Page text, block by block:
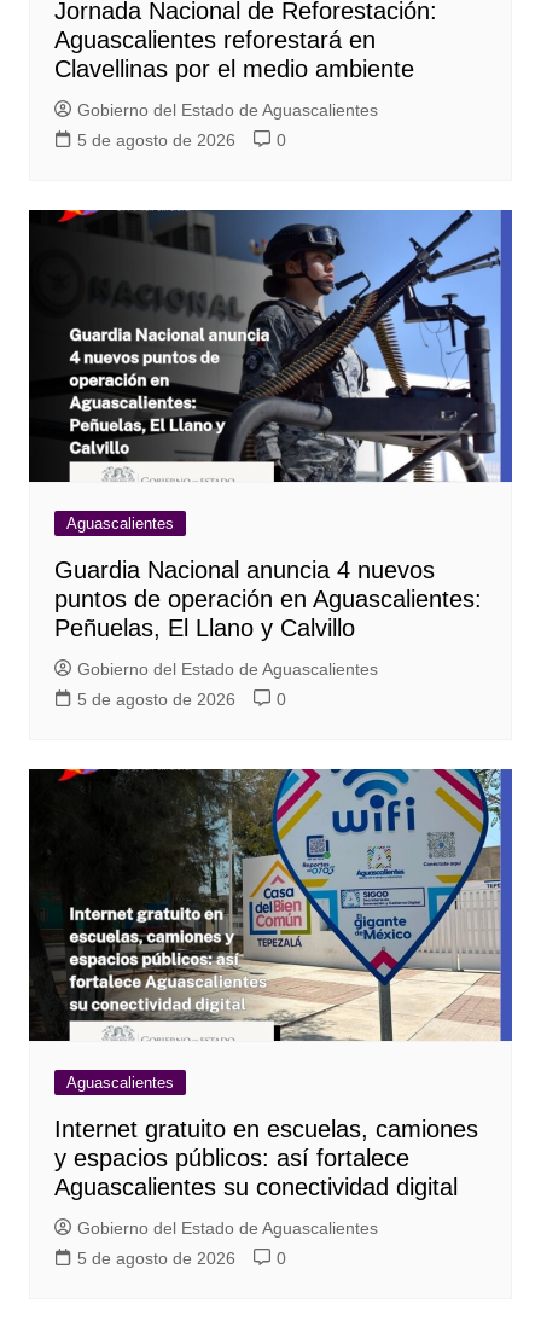
Jornada Nacional de Reforestación:
Aguascalientes reforestará en
Clavellinas por el medio ambiente
Gobierno del Estado de Aguascalientes
5 de agosto de 2026
0
Aguascalientes
Guardia Nacional anuncia 4 nuevos
puntos de operación en Aguascalientes:
Peñuelas, El Llano y Calvillo
Gobierno del Estado de Aguascalientes
5 de agosto de 2026
0
Aguascalientes
Internet gratuito en escuelas, camiones
y espacios públicos: así fortalece
Aguascalientes su conectividad digital
Gobierno del Estado de Aguascalientes
5 de agosto de 2026
0